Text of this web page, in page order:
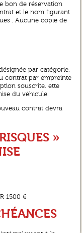
bon de réservation
et le nom figurant
. Aucune copie de
par catégorie,
contrat par empreinte
souscrite. ette
du véhicule.
contrat devra
»
1500 €